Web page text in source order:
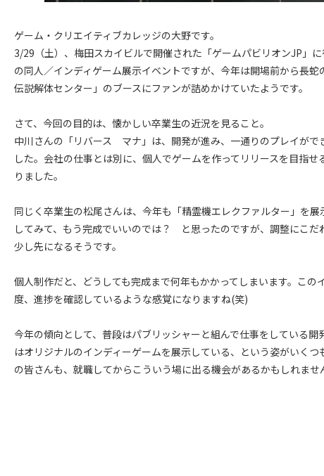
ゲーム・クリエイティブカレッジの大野です。
3/29（土）、梅田スカイビルで開催された「ゲームパビリオンJP」
の同人／インディゲーム展示イベントですが、今年は開場前から長
伝説解体センター」のブースにファンが詰めかけていたようです。
さて、今回の目的は、懐かしい卒業生の近況を見ること。
中川さんの「リバース マナ」は、開発が進み、一通りのプレイがで
した。会社の仕事とは別に、個人でゲームを作ってリリースを目指せ
りました。
同じく卒業生の松尾さんは、今年も「精霊機エレクファルター」を展
してみて、もう完成でいいのでは？ と思ったのですが、調整にこだ
少し先になるそうです。
個人制作だと、どうしても完成まで何年もかかってしまいます。この
度、進捗を確認しているような感覚になりますね(笑)
今年の傾向として、普段はパブリッシャーと組んで仕事をしている開
はオリジナルのインディーゲームを展示している、という姿がいく
の皆さんも、就職してからこういう場に出る機会があるかもしれませ